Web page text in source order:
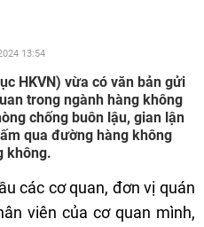
13:54
HKVN) vừa có văn bản gửi
trong ngành hàng không
chống buôn lậu, gian lận
qua đường hàng không
không.
các cơ quan, đơn vị quán
viên của cơ quan mình,